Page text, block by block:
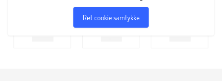
Ret cookie samtykke